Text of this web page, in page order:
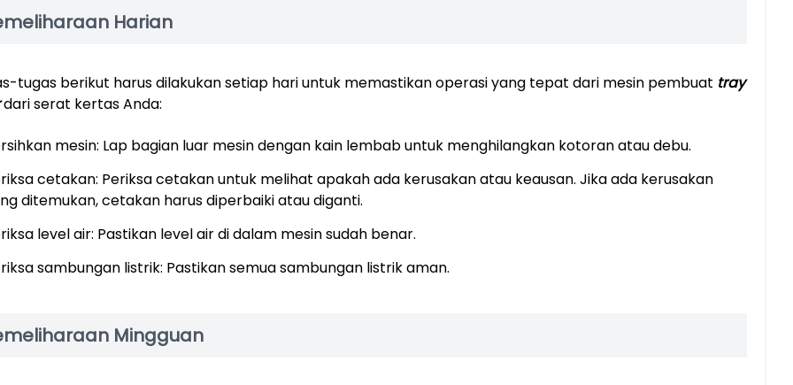
Harian
tugas berikut harus dilakukan setiap hari untuk memastikan operasi yang tepat dari mesin pembuat tray
dari serat kertas Anda:
mesin: Lap bagian luar mesin dengan kain lembab untuk menghilangkan kotoran atau debu.
cetakan: Periksa cetakan untuk melihat apakah ada kerusakan atau keausan. Jika ada kerusakan
ditemukan, cetakan harus diperbaiki atau diganti.
level air: Pastikan level air di dalam mesin sudah benar.
sambungan listrik: Pastikan semua sambungan listrik aman.
Mingguan